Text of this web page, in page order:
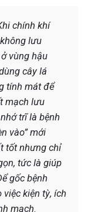
chính khí
lưu
vùng hậu
cây lá
tính mát để
mạch lưu
trĩ là bệnh
vào” mới
tốt nhưng chỉ
tức là giúp
gốc bệnh
kiện tỳ, ích
mạch.